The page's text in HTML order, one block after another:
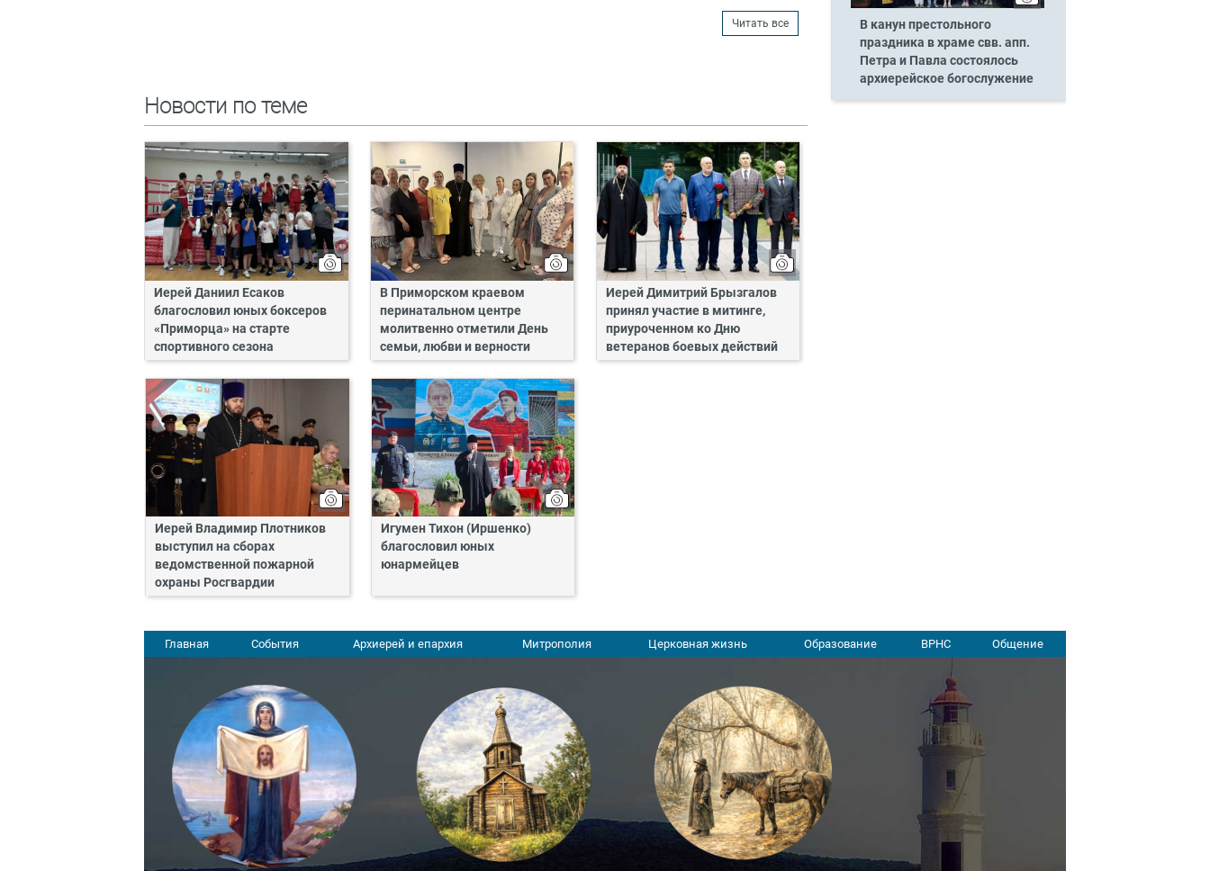
Читать все
Новости по теме
Иерей Даниил Есаков
благословил юных боксеров
«Приморца» на старте
спортивного сезона
В Приморском краевом
перинатальном центре
молитвенно отметили День
семьи, любви и верности
Иерей Димитрий Брызгалов
принял участие в митинге,
приуроченном ко Дню
ветеранов боевых действий
Иерей Владимир Плотников
выступил на сборах
ведомственной пожарной
охраны Росгвардии
Игумен Тихон (Иршенко)
благословил юных
юнармейцев
В канун престольного
праздника в храме свв. апп.
Петра и Павла состоялось
архиерейское богослужение
Главная События Архиерей и епархия Митрополия Церковная жизнь Образование ВРНС Общение